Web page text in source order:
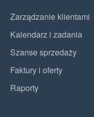
Zarządzanie klientami
Kalendarz i zadania
Szanse sprzedaży
Faktury i oferty
Raporty